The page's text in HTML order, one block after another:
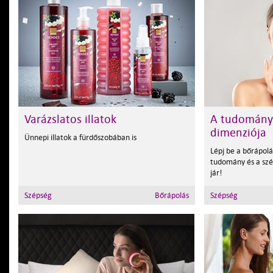
Varázslatos illatok
Ünnepi illatok a fürdőszobában is
Szépség Bőrápolás
A
dimenziója
Lépj be a
tudomány és a
jár!
Szépség